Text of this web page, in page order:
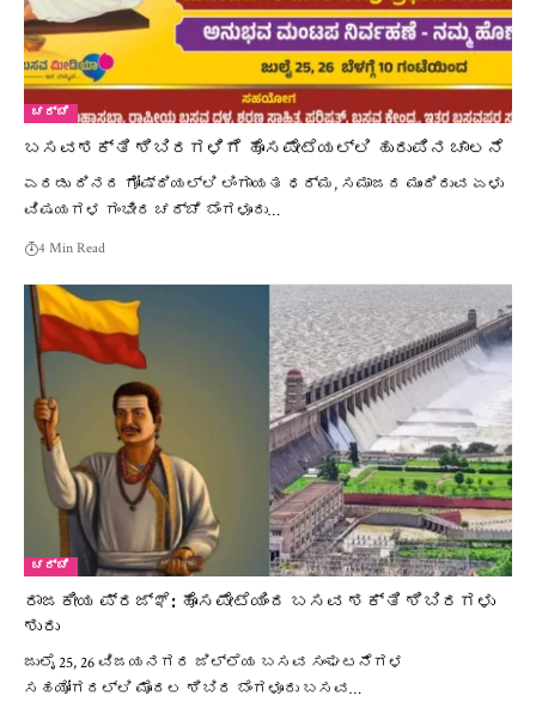
ಚರ್ಚೆ
ಬಸವಶಕ್ತಿ ಶಿಬಿರಗಳಿಗೆ ಹೊಸಪೇಟೆಯಲ್ಲಿ ಹುರುಪಿನ ಚಾಲನೆ
ಎರಡು ದಿನದ ಗೋಷ್ಠಿಯಲ್ಲಿ ಲಿಂಗಾಯತ ಧರ್ಮ, ಸಮಾಜದ ಮುಂದಿರುವ ಏಳು
ವಿಷಯಗಳ ಗಂಭೀರ ಚರ್ಚೆ ಬೆಂಗಳೂರು…
4 Min Read
ಚರ್ಚೆ
ರಾಜಕೀಯ ಪ್ರಜ್ಞೆ: ಹೊಸಪೇಟೆಯಿಂದ ಬಸವ ಶಕ್ತಿ ಶಿಬಿರಗಳು
ಶುರು
ಜುಲೈ 25, 26 ವಿಜಯನಗರ ಜಿಲ್ಲೆಯ ಬಸವ ಸಂಘಟನೆಗಳ
ಸಹಯೋಗದಲ್ಲಿ ಮೊದಲ ಶಿಬಿರ ಬೆಂಗಳೂರು ಬಸವ…